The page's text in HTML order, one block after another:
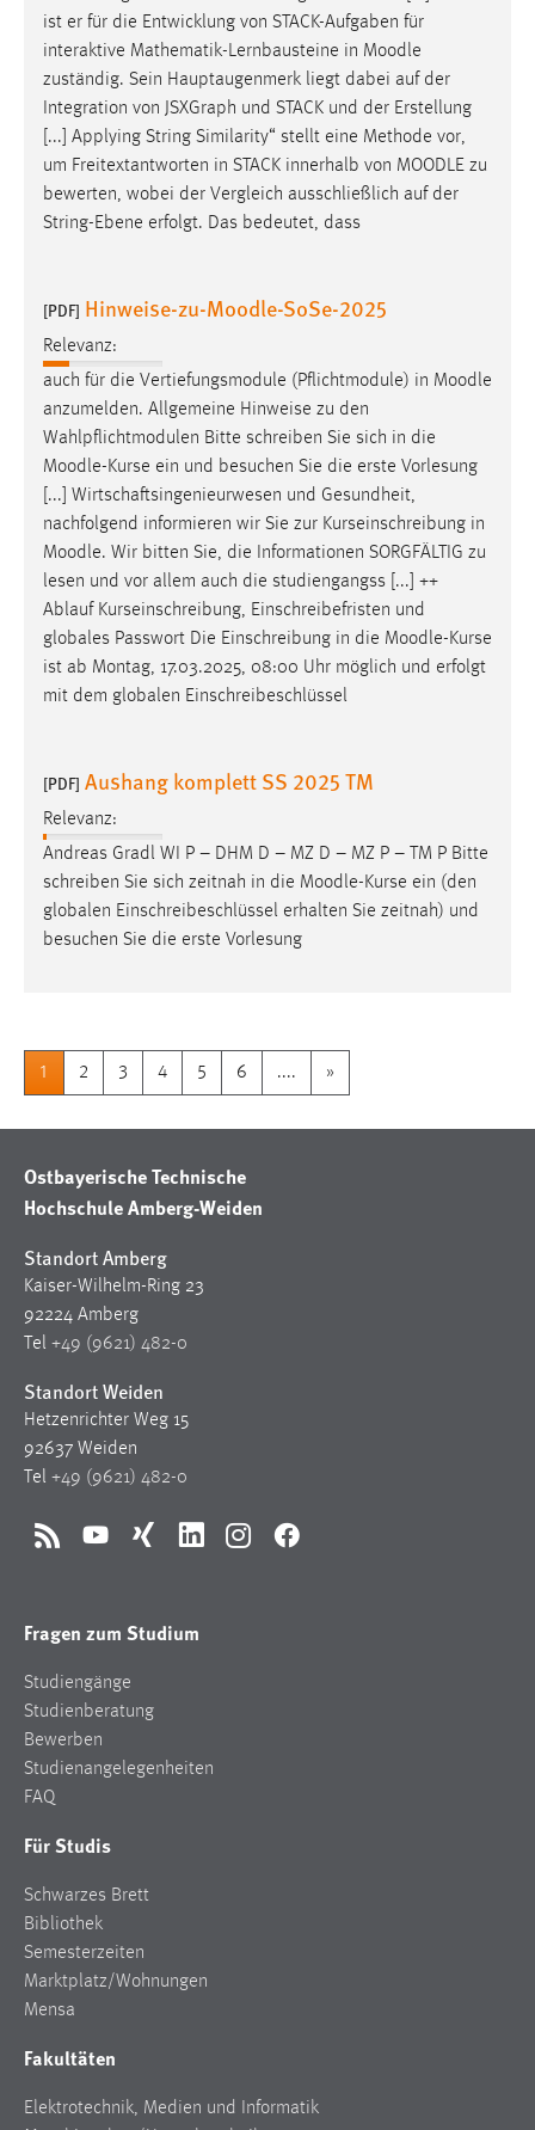
ist er für die Entwicklung von STACK-Aufgaben für
interaktive Mathematik-Lernbausteine in Moodle
zuständig. Sein Hauptaugenmerk liegt dabei auf der
Integration von JSXGraph und STACK und der Erstellung
[...] Applying String Similarity“ stellt eine Methode vor,
um Freitextantworten in STACK innerhalb von MOODLE zu
bewerten, wobei der Vergleich ausschließlich auf der
String-Ebene erfolgt. Das bedeutet, dass
[PDF] Hinweise-zu-Moodle-SoSe-2025
Relevanz:
auch für die Vertiefungsmodule (Pflichtmodule) in Moodle
anzumelden. Allgemeine Hinweise zu den
Wahlpflichtmodulen Bitte schreiben Sie sich in die
Moodle-Kurse ein und besuchen Sie die erste Vorlesung
[...] Wirtschaftsingenieurwesen und Gesundheit,
nachfolgend informieren wir Sie zur Kurseinschreibung in
Moodle. Wir bitten Sie, die Informationen SORGFÄLTIG zu
lesen und vor allem auch die studiengangss [...] ++
Ablauf Kurseinschreibung, Einschreibefristen und
globales Passwort Die Einschreibung in die Moodle-Kurse
ist ab Montag, 17.03.2025, 08:00 Uhr möglich und erfolgt
mit dem globalen Einschreibeschlüssel
[PDF] Aushang komplett SS 2025 TM
Relevanz:
Andreas Gradl WI P – DHM D – MZ D – MZ P – TM P Bitte
schreiben Sie sich zeitnah in die Moodle-Kurse ein (den
globalen Einschreibeschlüssel erhalten Sie zeitnah) und
besuchen Sie die erste Vorlesung
1 2 3 4 5 6 .... »
Ostbayerische Technische
Hochschule Amberg-Weiden
Standort Amberg
Kaiser-Wilhelm-Ring 23
92224 Amberg
Tel +49 (9621) 482-0
Standort Weiden
Hetzenrichter Weg 15
92637 Weiden
Tel +49 (9621) 482-0
RSS YouTubeXing LinkedInInstagramFacebook
Fragen zum Studium
Studiengänge
Studienberatung
Bewerben
Studienangelegenheiten
FAQ
Für Studis
Schwarzes Brett
Bibliothek
Semesterzeiten
Marktplatz/Wohnungen
Mensa
Fakultäten
Elektrotechnik, Medien und Informatik